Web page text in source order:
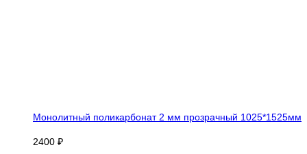
Монолитный поликарбонат 2 мм прозрачный 1025*1525мм
2400 ₽